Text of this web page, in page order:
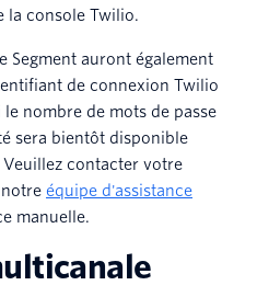
la console Twilio.
Segment auront également
de connexion Twilio
nombre de mots de passe
sera bientôt disponible
contacter votre
équipe d'assistance
manuelle.